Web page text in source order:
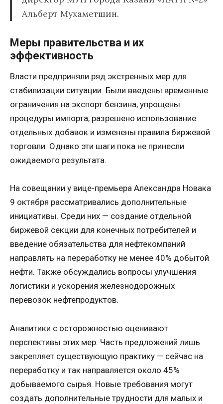
Альберт Мухаметшин.
Меры правительства и их
эффективность
Власти предприняли ряд экстренных мер для
стабилизации ситуации. Были введены временные
ограничения на экспорт бензина, упрощены
процедуры импорта, разрешено использование
отдельных добавок и изменены правила биржевой
торговли. Однако эти шаги пока не принесли
ожидаемого результата.
На совещании у вице-премьера Александра Новака
9 октября рассматривались дополнительные
инициативы. Среди них — создание отдельной
биржевой секции для конечных потребителей и
введение обязательства для нефтекомпаний
направлять на переработку не менее 40% добытой
нефти. Также обсуждались вопросы улучшения
логистики и ускорения железнодорожных
перевозок нефтепродуктов.
Аналитики с осторожностью оценивают
перспективы этих мер. Часть предложений лишь
закрепляет существующую практику — сейчас на
переработку и так направляется около 45%
добываемого сырья. Новые требования могут
создать дополнительные трудности для малых и